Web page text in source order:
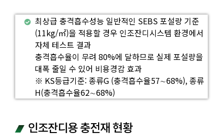
최상급 충격흡수성능 일반적인 SEBS 포설량 기준
(11kg/㎡)을 적용할 경우 인조잔디시스템 환경에서
자체 테스트 결과
충격흡수율이 무려 80%에 달하므로 실제 포설량을
대폭 줄일 수 있어 비용경감 효과
※ KS등급기준: 종류G (충격흡수율57∼68%), 종류
H(충격흡수율62∼68%)
인조잔디용 충전재 현황